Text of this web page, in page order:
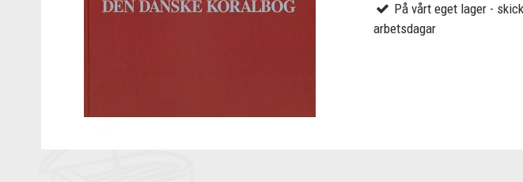
På vårt eget lager -
arbetsdagar